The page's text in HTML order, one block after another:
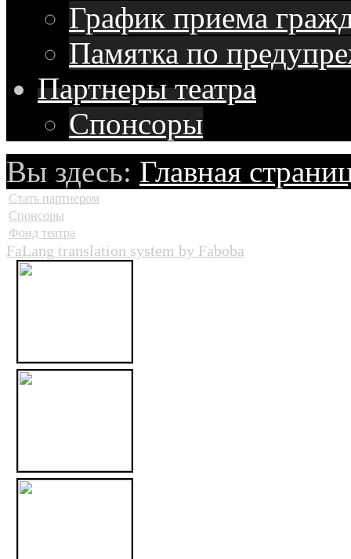
График приема
Памятка по
Партнерытеатра
Спонсоры
Вы здесь: Главная
Стать партнером
Спонсоры
Фонд театра
FaLang translation system by Faboba